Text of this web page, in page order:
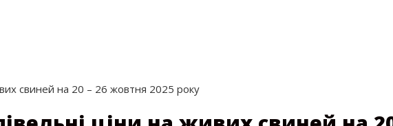
свиней на 20 – 26 жовтня 2025 року